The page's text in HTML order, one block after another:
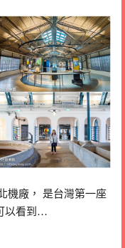
機廠， 是台灣第一座
以看到…